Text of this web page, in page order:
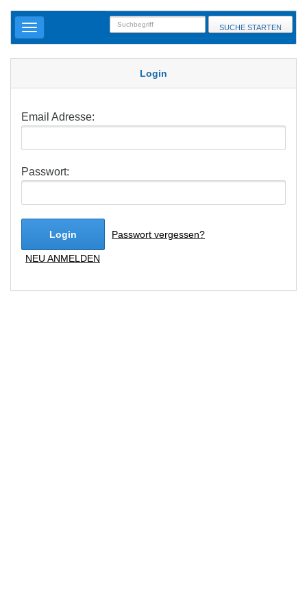
SUCHE STARTEN
Login
Email Adresse:
Passwort:
Login Passwort vergessen?
NEU ANMELDEN